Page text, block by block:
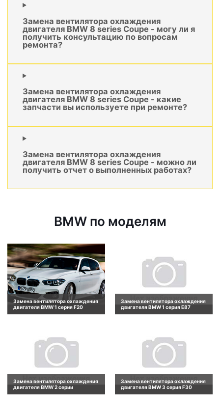
Замена вентилятора охлаждения
двигателя BMW 8 series Coupe - могу ли я
получить консультацию по вопросам
ремонта?
Замена вентилятора охлаждения
двигателя BMW 8 series Coupe - какие
запчасти вы используете при ремонте?
Замена вентилятора охлаждения
двигателя BMW 8 series Coupe - можно ли
получить отчет о выполненных работах?
BMW по моделям
Замена вентилятора охлаждения
двигателя BMW 1 серия F20
Замена вентилятора охлаждения
двигателя BMW 1 серия E87
Замена вентилятора охлаждения
двигателя BMW 2 серии
Замена вентилятора охлаждения
двигателя BMW 3 серия F30